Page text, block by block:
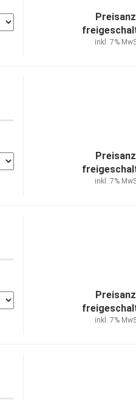
inkl. 7%
inkl. 7%
inkl. 7%